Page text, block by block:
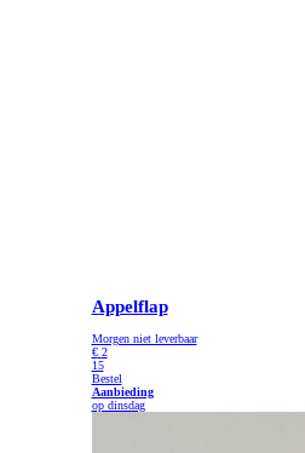
Appelflap
Morgen niet leverbaar
€ 2
15
Bestel
Aanbieding
op dinsdag